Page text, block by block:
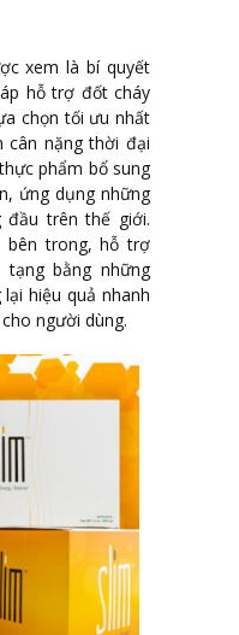
xem là bí quyết
hỗ trợ đốt cháy
chọn tối ưu nhất
cân nặng thời đại
phẩm bổ sung
ứng dụng những
đầu trên thế giới.
bên trong, hỗ trợ
bằng những
hiệu quả nhanh
người dùng.